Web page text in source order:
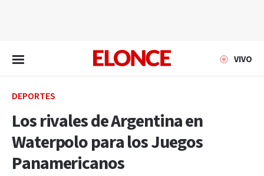
VIVO
DEPORTES
Los rivales de Argentina en
Waterpolo para los Juegos
Panamericanos